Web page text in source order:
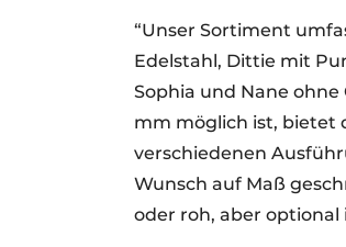
“Unser Sortiment
Edelstahl, Dittie mit
Sophia und Nane ohne
mm möglich ist, bietet
verschiedenen
Wunsch auf Maß
oder roh, aber optional